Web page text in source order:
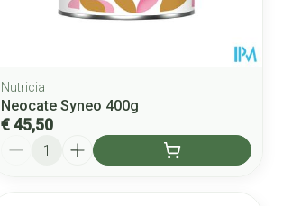
Nutricia
Neocate Syneo 400g
€ 45,50